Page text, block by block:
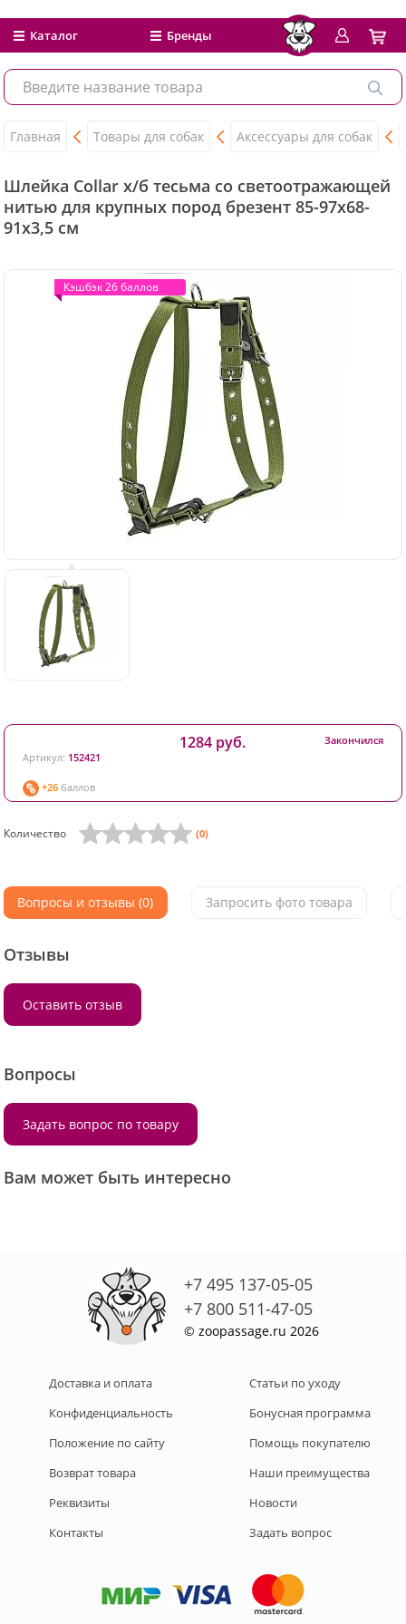
Каталог Бренды
Главная Товары для собак Аксессуары для собак
Шлейка Collar х/б тесьма со светоотражающей
нитью для крупных пород брезент 85-97x68-
91x3,5 см
Кэшбэк 26 баллов
Кэшбэк 26 баллов
Артикул: 152421
+26 баллов
1284 руб. Закончился
Количество (0)
Вопросы и отзывы (0) Запросить фото товара
Отзывы
Оставить отзыв
Вопросы
Задать вопрос по товару
Вам может быть интересно
+7 495 137-05-05
+7 800 511-47-05
© zoopassage.ru 2026
Доставка и оплата
Конфиденциальность
Положение по сайту
Возврат товара
Реквизиты
Контакты
Статьи по уходу
Бонусная программа
Помощь покупателю
Наши преимущества
Новости
Задать вопрос